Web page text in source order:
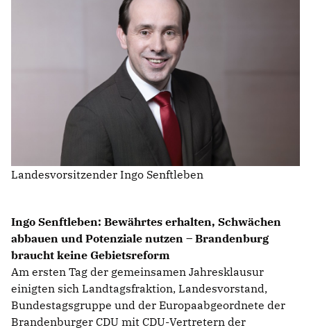
IN DER LANDESREGIERUNG
IM BUNDESTAG
IM EUROPÄISCHEN PARLAMENT
NEWSLETTER ABONNIEREN
BILDER
PROGRAMME
WICHTIGE BESCHLÜSSE DER CDU BRANDENBURG
75 JAHRE CDU BRANDENBURG
PRESSE
SPENDEN
Mitglied werden
Ingo Senftleben: Bewährtes erhalten, Schwächen
abbauen und Potenziale nutzen – Brandenburg
braucht keine Gebietsreform
Am ersten Tag der gemeinsamen Jahresklausur
einigten sich Landtagsfraktion, Landesvorstand,
Bundestagsgruppe und der Europaabgeordnete der
Brandenburger CDU mit CDU-Vertretern der
Landesvorsitzender Ingo Senftleben